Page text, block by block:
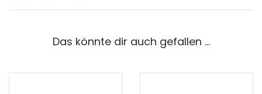
Das könnte dir auch gefallen …